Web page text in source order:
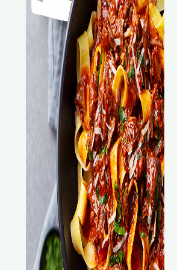
avec l’ail haché, le persil ciselé, le
dans chaque coquille d’escargot,
un plat et enfournez 10 minutes à
?
à la crème
légère